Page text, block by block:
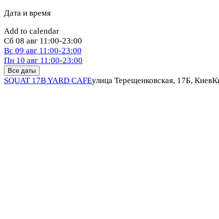
Дата и время
Add to calendar
Сб 08 авг 11:00-23:00
Вс 09 авг 11:00-23:00
Пн 10 авг 11:00-23:00
Все даты
SQUAT 17B YARD CAFEулица Терещенковская, 17Б, Киев